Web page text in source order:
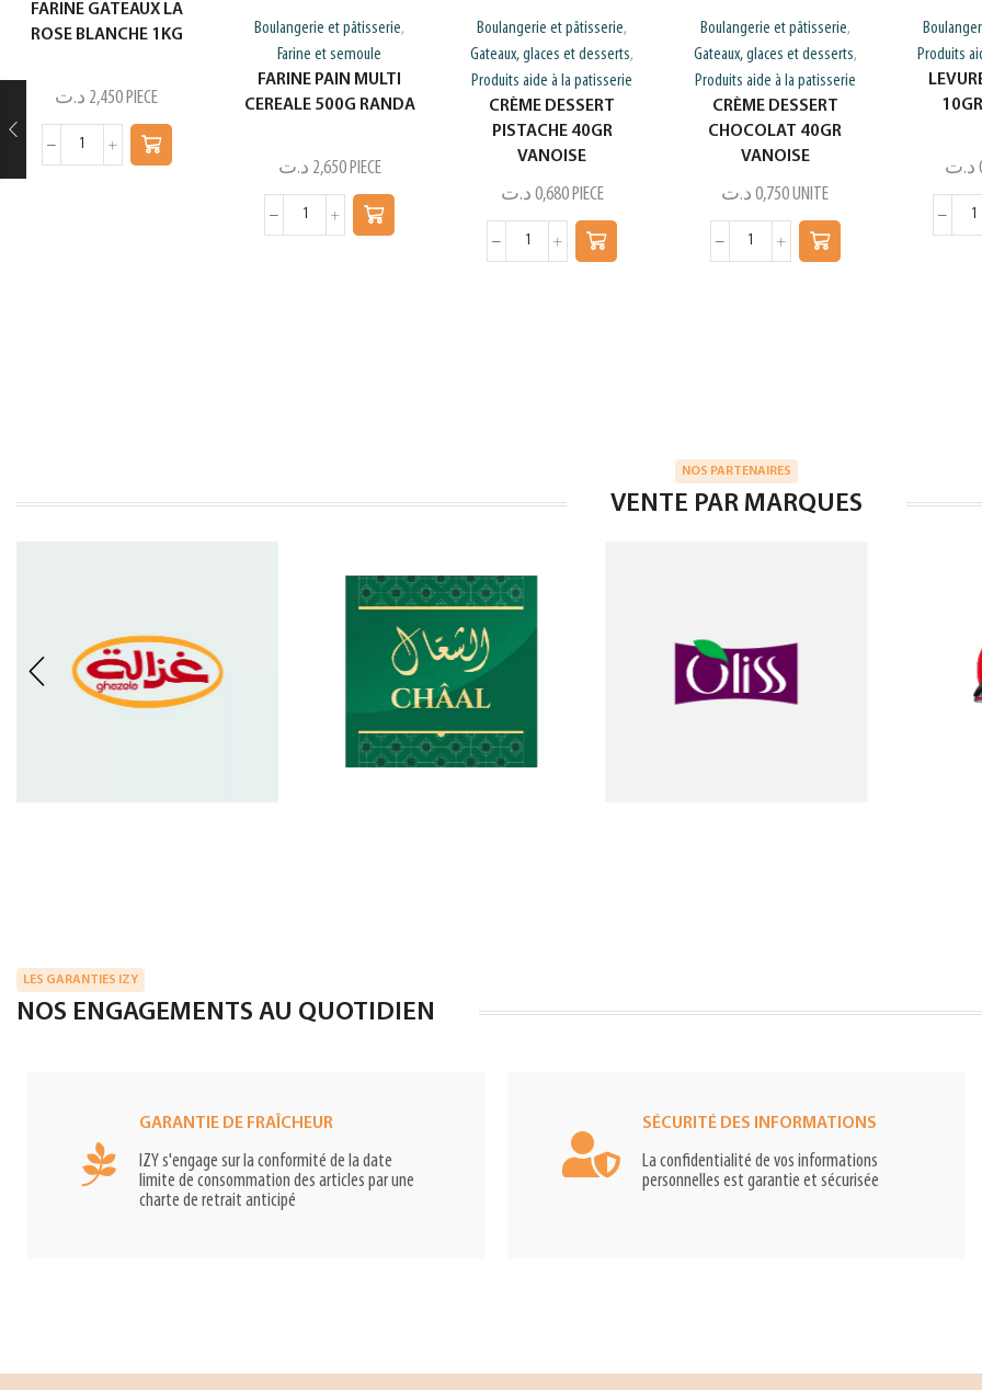
FARINE GATEAUX LA
ROSE BLANCHE 1KG
2,450 د.ت PIECE
Boulangerie et pâtisserie,
Farine et semoule
FARINE PAIN MULTI
CEREALE 500G RANDA
2,650 د.ت PIECE
Boulangerie et pâtisserie,
Gateaux, glaces et desserts,
Produits aide à la patisserie
CRÈME DESSERT
PISTACHE 40GR
VANOISE
0,680 د.ت PIECE
Boulangerie et pâtisserie,
Gateaux, glaces et desserts,
Produits aide à la patisserie
CRÈME DESSERT
CHOCOLAT 40GR
VANOISE
0,750 د.ت UNITE
Produits
د.ت
NOS PARTENAIRES
VENTE PAR MARQUES
LES GARANTIES IZY
NOS ENGAGEMENTS AU QUOTIDIEN
GARANTIE DE FRAÎCHEUR
IZY s'engage sur la conformité de la date
limite de consommation des articles par une
charte de retrait anticipé
SÉCURITÉ DES INFORMATIONS
La confidentialité de vos informations
personnelles est garantie et sécurisée